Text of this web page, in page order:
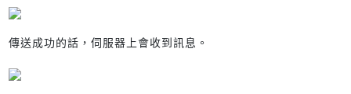
傳送成功的話，伺服器上會收到訊息。